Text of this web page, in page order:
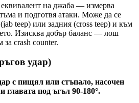
на джаба — измерва
и подготвя атаки. Може да се
teep) или задния (cross teep) и към
Изисква добър баланс — лош
crash counter.
удар)
с пищял или стъпало, насочен
главата под ъгъл 90-180°.